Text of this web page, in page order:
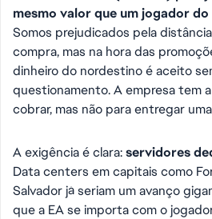
mesmo valor que um jogador
Somos prejudicados pela
compra, mas na hora das
dinheiro do nordestino é aceito
questionamento. A empresa tem
cobrar, mas não para entregar
A exigência é clara:servidores
Data centers em capitais como
Salvador já seriam um avanço
que a EA se importa com o